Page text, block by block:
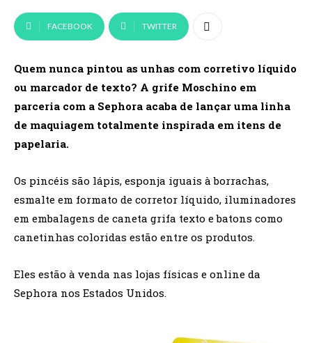
FACEBOOK TWITTER
Quem nunca pintou as unhas com corretivo líquido
ou marcador de texto? A grife Moschino em
parceria com a Sephora acaba de lançar uma linha
de maquiagem totalmente inspirada em itens de
papelaria.
Os pincéis são lápis, esponja iguais à borrachas,
esmalte em formato de corretor líquido, iluminadores
em embalagens de caneta grifa texto e batons como
canetinhas coloridas estão entre os produtos.
Eles estão à venda nas lojas físicas e online da
Sephora nos Estados Unidos.